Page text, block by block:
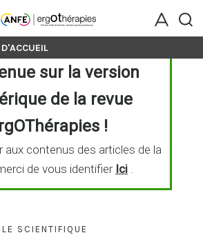
sur la version
de la revue
!
aux contenus des articles de la
de vous identifier Ici.
SCIENTIFIQUE